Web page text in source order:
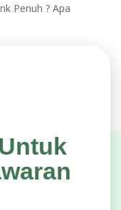
Penuh ? Apa